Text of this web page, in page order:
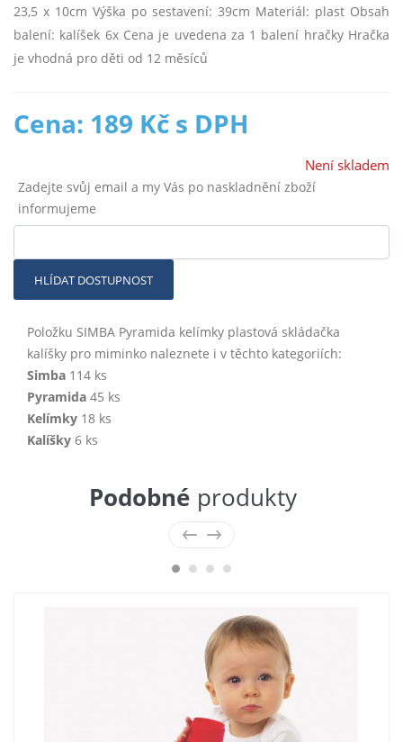
23,5 x 10cm Výška po sestavení: 39cm Materiál: plast Obsah
balení: kalíšek 6x Cena je uvedena za 1 balení hračky Hračka
je vhodná pro děti od 12 měsíců
Cena: 189 Kč s DPH
Není skladem
Zadejte svůj email a my Vás po naskladnění zboží
informujeme
HLÍDAT DOSTUPNOST
Položku SIMBA Pyramida kelímky plastová skládačka
kalíšky pro miminko naleznete i v těchto kategoriích:
Simba 114 ks
Pyramida 45 ks
Kelímky 18 ks
Kalíšky 6 ks
Podobné produkty